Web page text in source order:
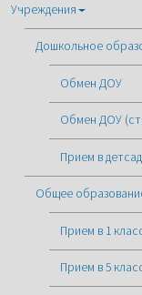
Учреждения
Дошкольное
Обмен ДОУ
Обмен ДОУ
Прием в
Общее
Прием в 1
Прием в 5